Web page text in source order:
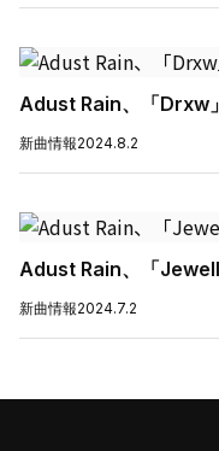
Adust Rain、「Drxw
新曲情報2024.8.2
Adust Rain、「
新曲情報2024.7.2